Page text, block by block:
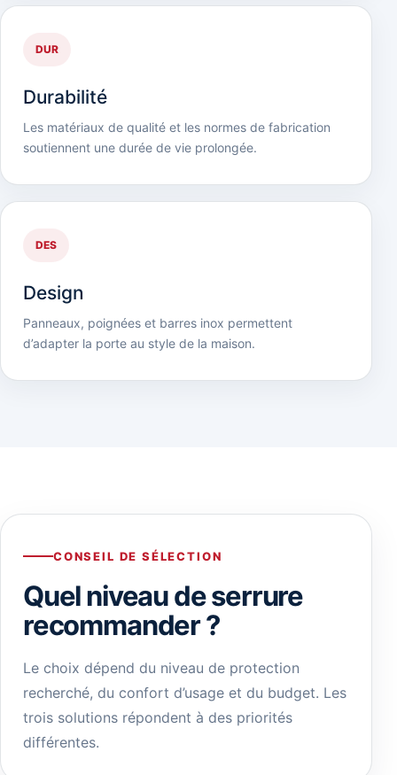
DUR
Durabilité
Les matériaux de qualité et les normes de fabrication
soutiennent une durée de vie prolongée.
DES
Design
Panneaux, poignées et barres inox permettent
d’adapter la porte au style de la maison.
CONSEIL DE SÉLECTION
Quel niveau de serrure
recommander ?
Le choix dépend du niveau de protection
recherché, du confort d’usage et du budget. Les
trois solutions répondent à des priorités
différentes.